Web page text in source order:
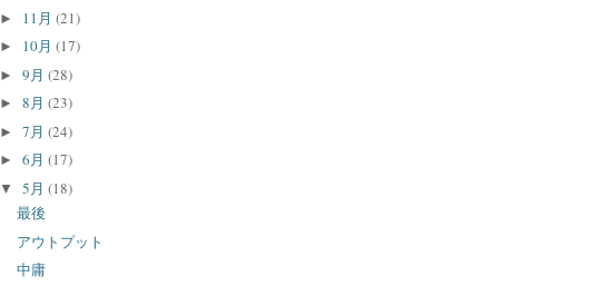
► 11月 (21)
► 10月 (17)
► 9月 (28)
► 8月 (23)
► 7月 (24)
► 6月 (17)
▼ 5月 (18)
最後
アウトプット
中庸